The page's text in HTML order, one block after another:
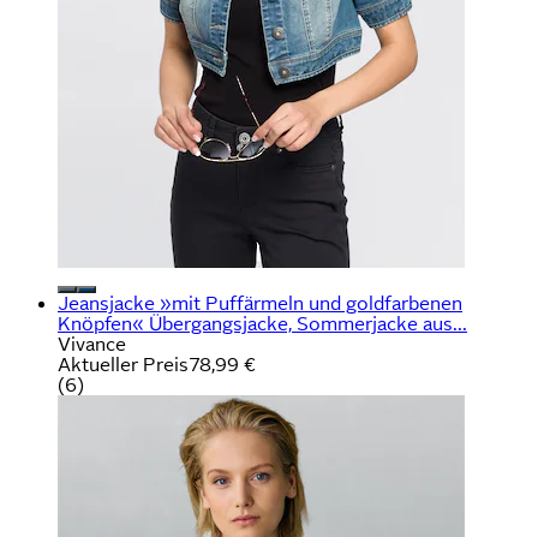
Jeansjacke »mit Puffärmeln und goldfarbenen
Knöpfen« Übergangsjacke, Sommerjacke aus...
Vivance
Aktueller Preis78,99 €
(6)